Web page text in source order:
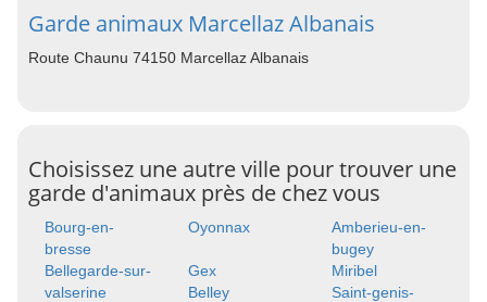
Garde animaux Marcellaz Albanais
Route Chaunu 74150 Marcellaz Albanais
Choisissez une autre ville pour trouver une
garde d'animaux près de chez vous
Bourg-en-
bresse
Oyonnax
Amberieu-en-
bugey
Bellegarde-sur-
valserine
Gex
Miribel
Belley
Saint-genis-